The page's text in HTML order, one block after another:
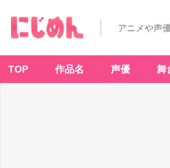
アニメや声
TOP 作品名 声優 舞